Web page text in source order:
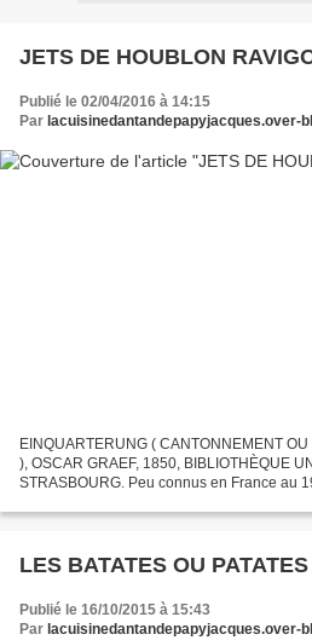
JETS DE HOUBLON
Publié le 02/04/2016 à 14:15
Par lacuisinedantandepapyjacques.over-
EINQUARTERUNG ( CANTONNEMENT
), OSCAR GRAEF, 1850, BIBLIOTHÈQUE
STRASBOURG. Peu connus en France au
faisait...
LES BATATES OU
Publié le 16/10/2015 à 15:43
Par lacuisinedantandepapyjacques.over-